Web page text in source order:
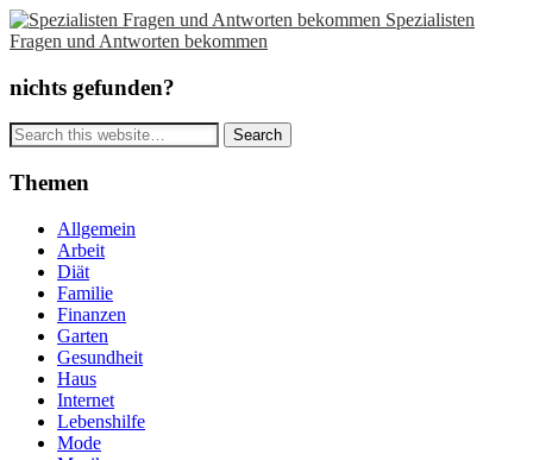
Spezialisten
Fragen und Antworten bekommen
nichts gefunden?
Themen
Allgemein
Arbeit
Diät
Familie
Finanzen
Garten
Gesundheit
Haus
Internet
Lebenshilfe
Mode